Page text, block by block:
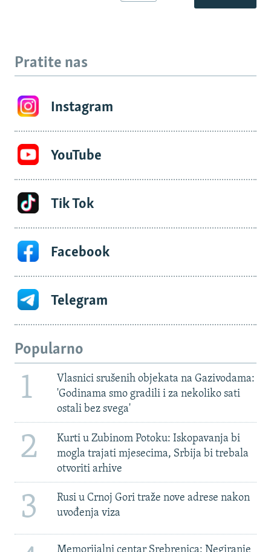
Pratite nas
Instagram
YouTube
Tik Tok
Facebook
Telegram
Popularno
1
Vlasnici srušenih objekata na Gazivodama:
'Godinama smo gradili i za nekoliko sati
ostali bez svega'
2
Kurti u Zubinom Potoku: Iskopavanja bi
mogla trajati mjesecima, Srbija bi trebala
otvoriti arhive
3
Rusi u Crnoj Gori traže nove adrese nakon
uvođenja viza